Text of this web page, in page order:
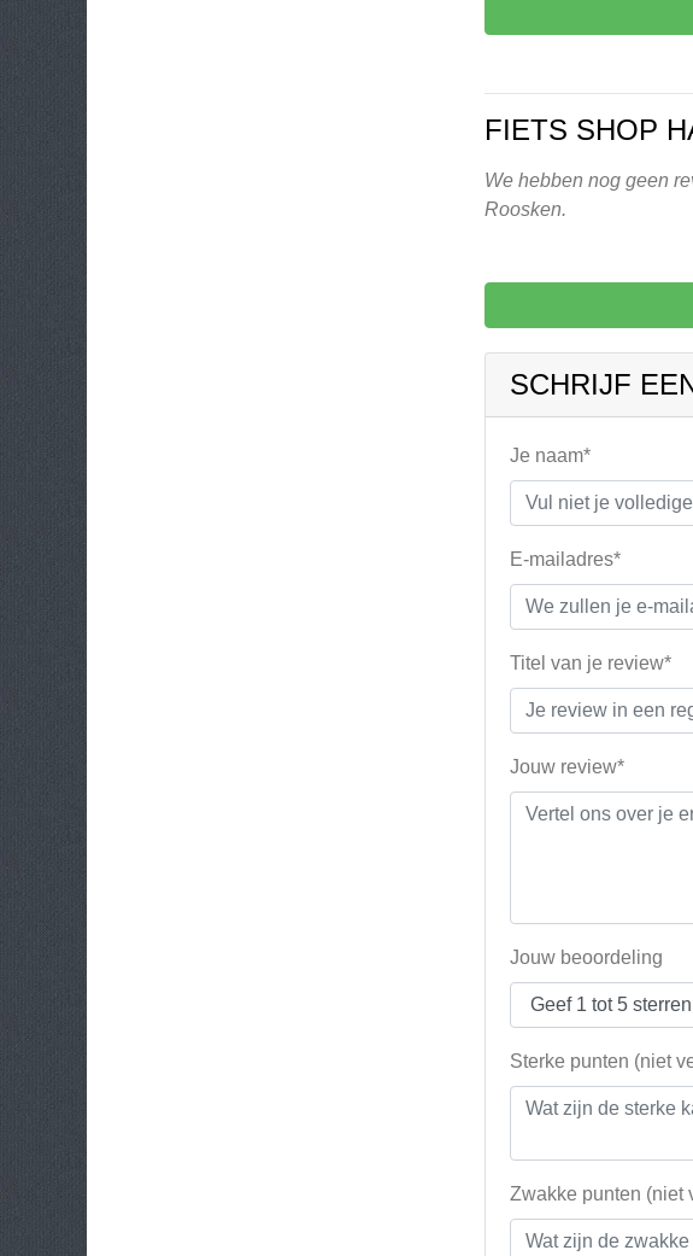
FIETS SHOP
We hebben nog geen
Roosken.
SCHRIJF
Je naam*
E-mailadres*
Titel van je review*
Jouw review*
Jouw beoordeling
Sterke punten (niet
Zwakke punten (niet